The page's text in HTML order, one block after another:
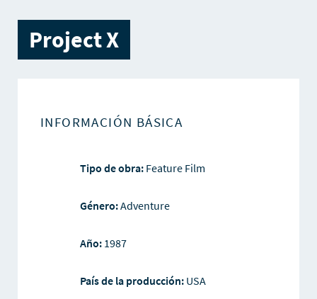
Project X
INFORMACIÓN BÁSICA
Tipo de obra:Feature Film
Género:Adventure
Año:1987
País de la producción: USA